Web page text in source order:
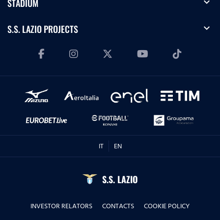
STADIUM
S.S. LAZIO PROJECTS expand_more
IT EN
S.S. LAZIO
INVESTOR RELATORS CONTACTS
COOKIE POLICY